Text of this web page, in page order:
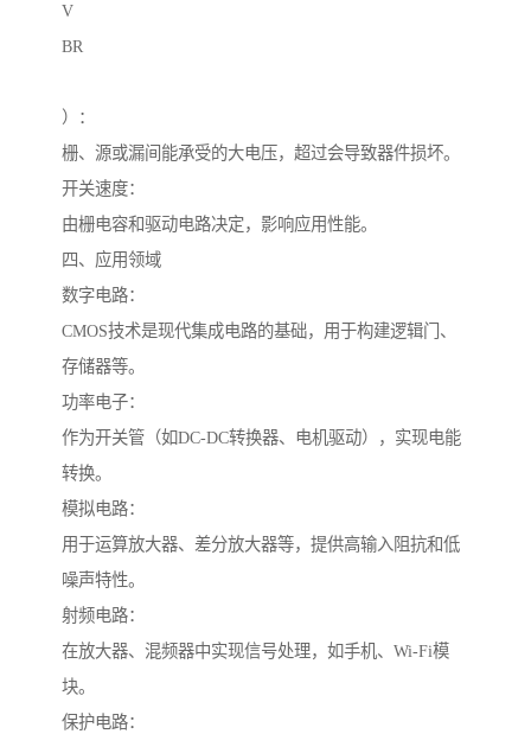
V
BR
）：
栅、源或漏间能承受的大电压，超过会导致器件损坏。
开关速度：
由栅电容和驱动电路决定，影响应用性能。
四、应用领域
数字电路：
CMOS技术是现代集成电路的基础，用于构建逻辑门、
存储器等。
功率电子：
作为开关管（如DC-DC转换器、电机驱动），实现电能
转换。
模拟电路：
用于运算放大器、差分放大器等，提供高输入阻抗和低
噪声特性。
射频电路：
在放大器、混频器中实现信号处理，如手机、Wi-Fi模
块。
保护电路：